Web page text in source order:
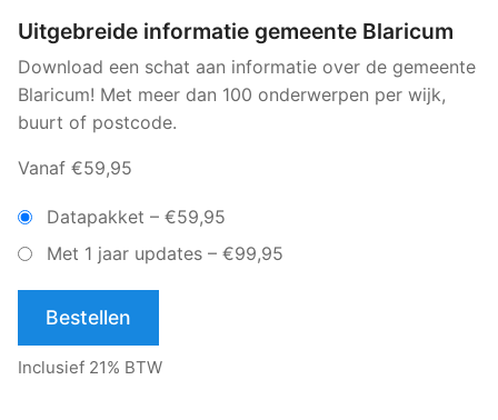
Uitgebreide informatie gemeente Blaricum
Download een schat aan informatie over de gemeente
Blaricum! Met meer dan 100 onderwerpen per wijk,
buurt of postcode.
Vanaf €59,95
Datapakket – €59,95
Met 1 jaar updates – €99,95
Bestellen
Inclusief 21% BTW